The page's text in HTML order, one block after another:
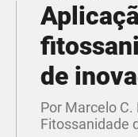
de
Por Marcelo
Fitossanidade